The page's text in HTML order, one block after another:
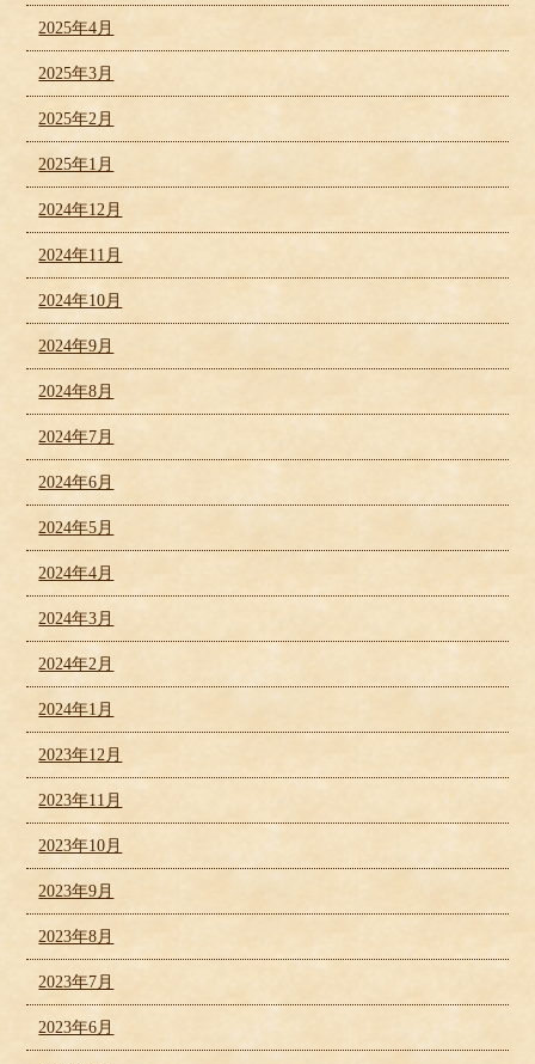
2025年4月
2025年3月
2025年2月
2025年1月
2024年12月
2024年11月
2024年10月
2024年9月
2024年8月
2024年7月
2024年6月
2024年5月
2024年4月
2024年3月
2024年2月
2024年1月
2023年12月
2023年11月
2023年10月
2023年9月
2023年8月
2023年7月
2023年6月